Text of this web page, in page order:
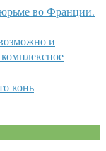
во Франции.
и
конь